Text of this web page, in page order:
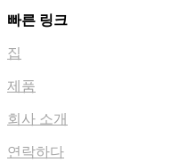
빠른 링크
집
제품
회사 소개
연락하다